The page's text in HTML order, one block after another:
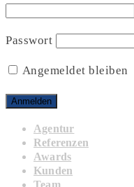
Passwort
Angemeldet bleiben
Agentur
Referenzen
Awards
Kunden